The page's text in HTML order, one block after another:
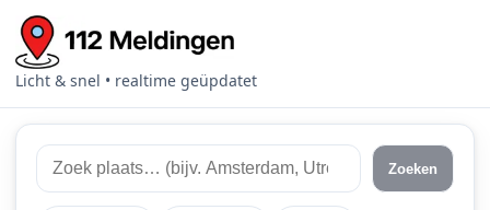
Licht & snel • realtime geüpdatet
Zoek 112 meldingen
Zoek plaats of regio Zoeken